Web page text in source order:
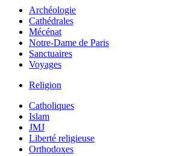
Archéologie
Cathédrales
Mécénat
Notre-Dame de Paris
Sanctuaires
Voyages
Religion
Catholiques
Islam
JMJ
Liberté religieuse
Orthodoxes